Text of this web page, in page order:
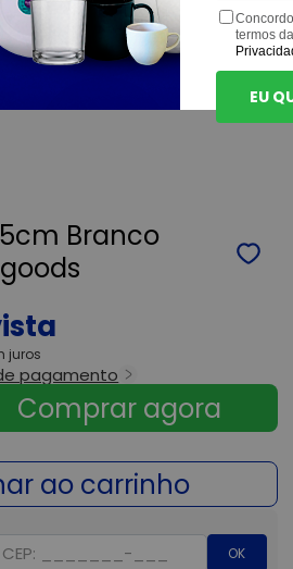
Branco
juros
pagamento
OK
termos
EU